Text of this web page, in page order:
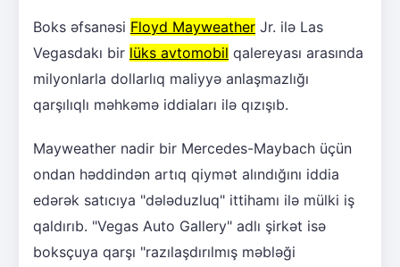
Boks əfsanəsi Floyd Mayweather Jr. ilə Las
Vegasdakı bir lüks avtomobil qalereyası arasında
milyonlarla dollarlıq maliyyə anlaşmazlığı
qarşılıqlı məhkəmə iddiaları ilə qızışıb.
Mayweather nadir bir Mercedes-Maybach üçün
ondan həddindən artıq qiymət alındığını iddia
edərək satıcıya "dələduzluq" ittihamı ilə mülki iş
qaldırıb. "Vegas Auto Gallery" adlı şirkət isə
boksçuya qarşı "razılaşdırılmış məbləği